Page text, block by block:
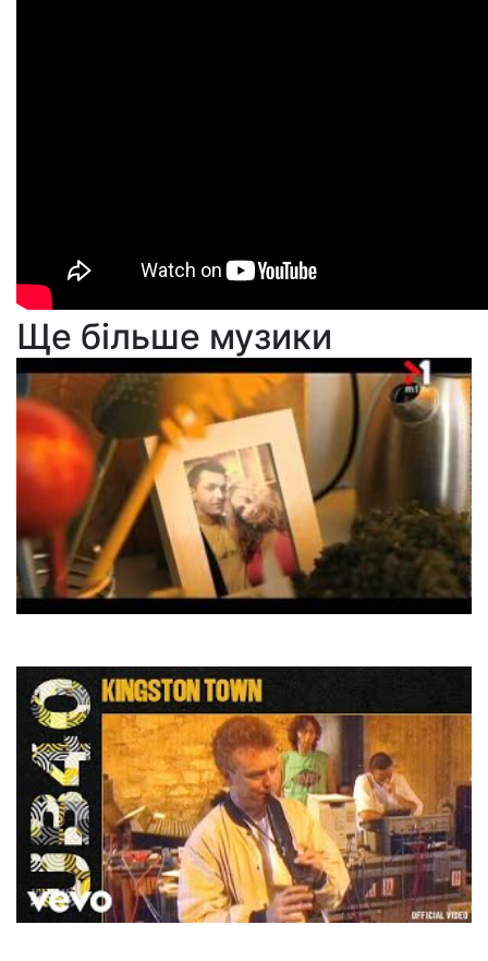
Ще більше музики